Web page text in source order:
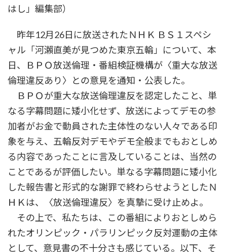
はし」編集部）
昨年12月26日に放送されたＮＨＫ ＢＳ１スペシ
ャル「河瀨直美が見つめた東京五輪」について、本
日、ＢＰＯ放送倫理・番組検証機構が〈重大な放送
倫理違反あり〉との意見を通知・公表した。
ＢＰＯが重大な放送倫理違反を認定したこと、単
なる字幕問題に矮小化せず、放送によってデモの参
加者がお金で動員された主体性のない人々である印
象を与え、五輪反対デモやデモ全般までもおとしめ
る内容であったことに言及していることは、当然の
ことであるが評価したい。単なる字幕問題に矮小化
した報告書と形式的な謝罪で終わらせようとしたＮ
ＨＫは、〈放送倫理違反〉を真摯に受け止めよ。
その上で、私たちは、この番組によりおとしめら
れたオリンピック・パラリンピック反対運動の主体
として、意見書の不十分さも感じている。以下、そ